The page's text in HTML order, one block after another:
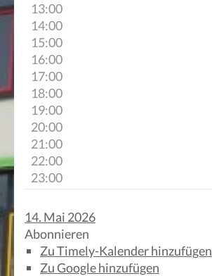
13:00
14:00
15:00
16:00
17:00
18:00
19:00
20:00
21:00
22:00
23:00
14. Mai 2026
Abonnieren
Zu Timely-Kalender hinzufügen
Zu Google hinzufügen